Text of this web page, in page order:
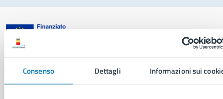
Consenso Dettagli Informazioni sui